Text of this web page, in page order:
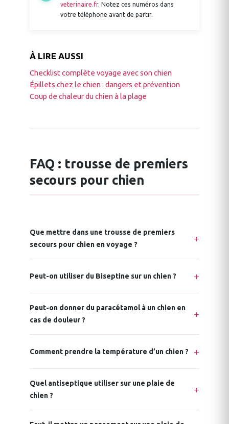
veterinaire.fr. Notez ces numéros dans
votre téléphone avant de partir.
À LIRE AUSSI
Checklist complète voyage avec son chien
Épillets chez le chien : dangers et prévention
Coup de chaleur du chien à la plage
FAQ : trousse de premiers
secours pour chien
Que mettre dans une trousse de premiers
secours pour chien en voyage ?
Peut-on utiliser du Biseptine sur un chien ?
Peut-on donner du paracétamol à un chien en
cas de douleur ?
Comment prendre la température d’un chien ?
Quel antiseptique utiliser sur une plaie de
chien ?